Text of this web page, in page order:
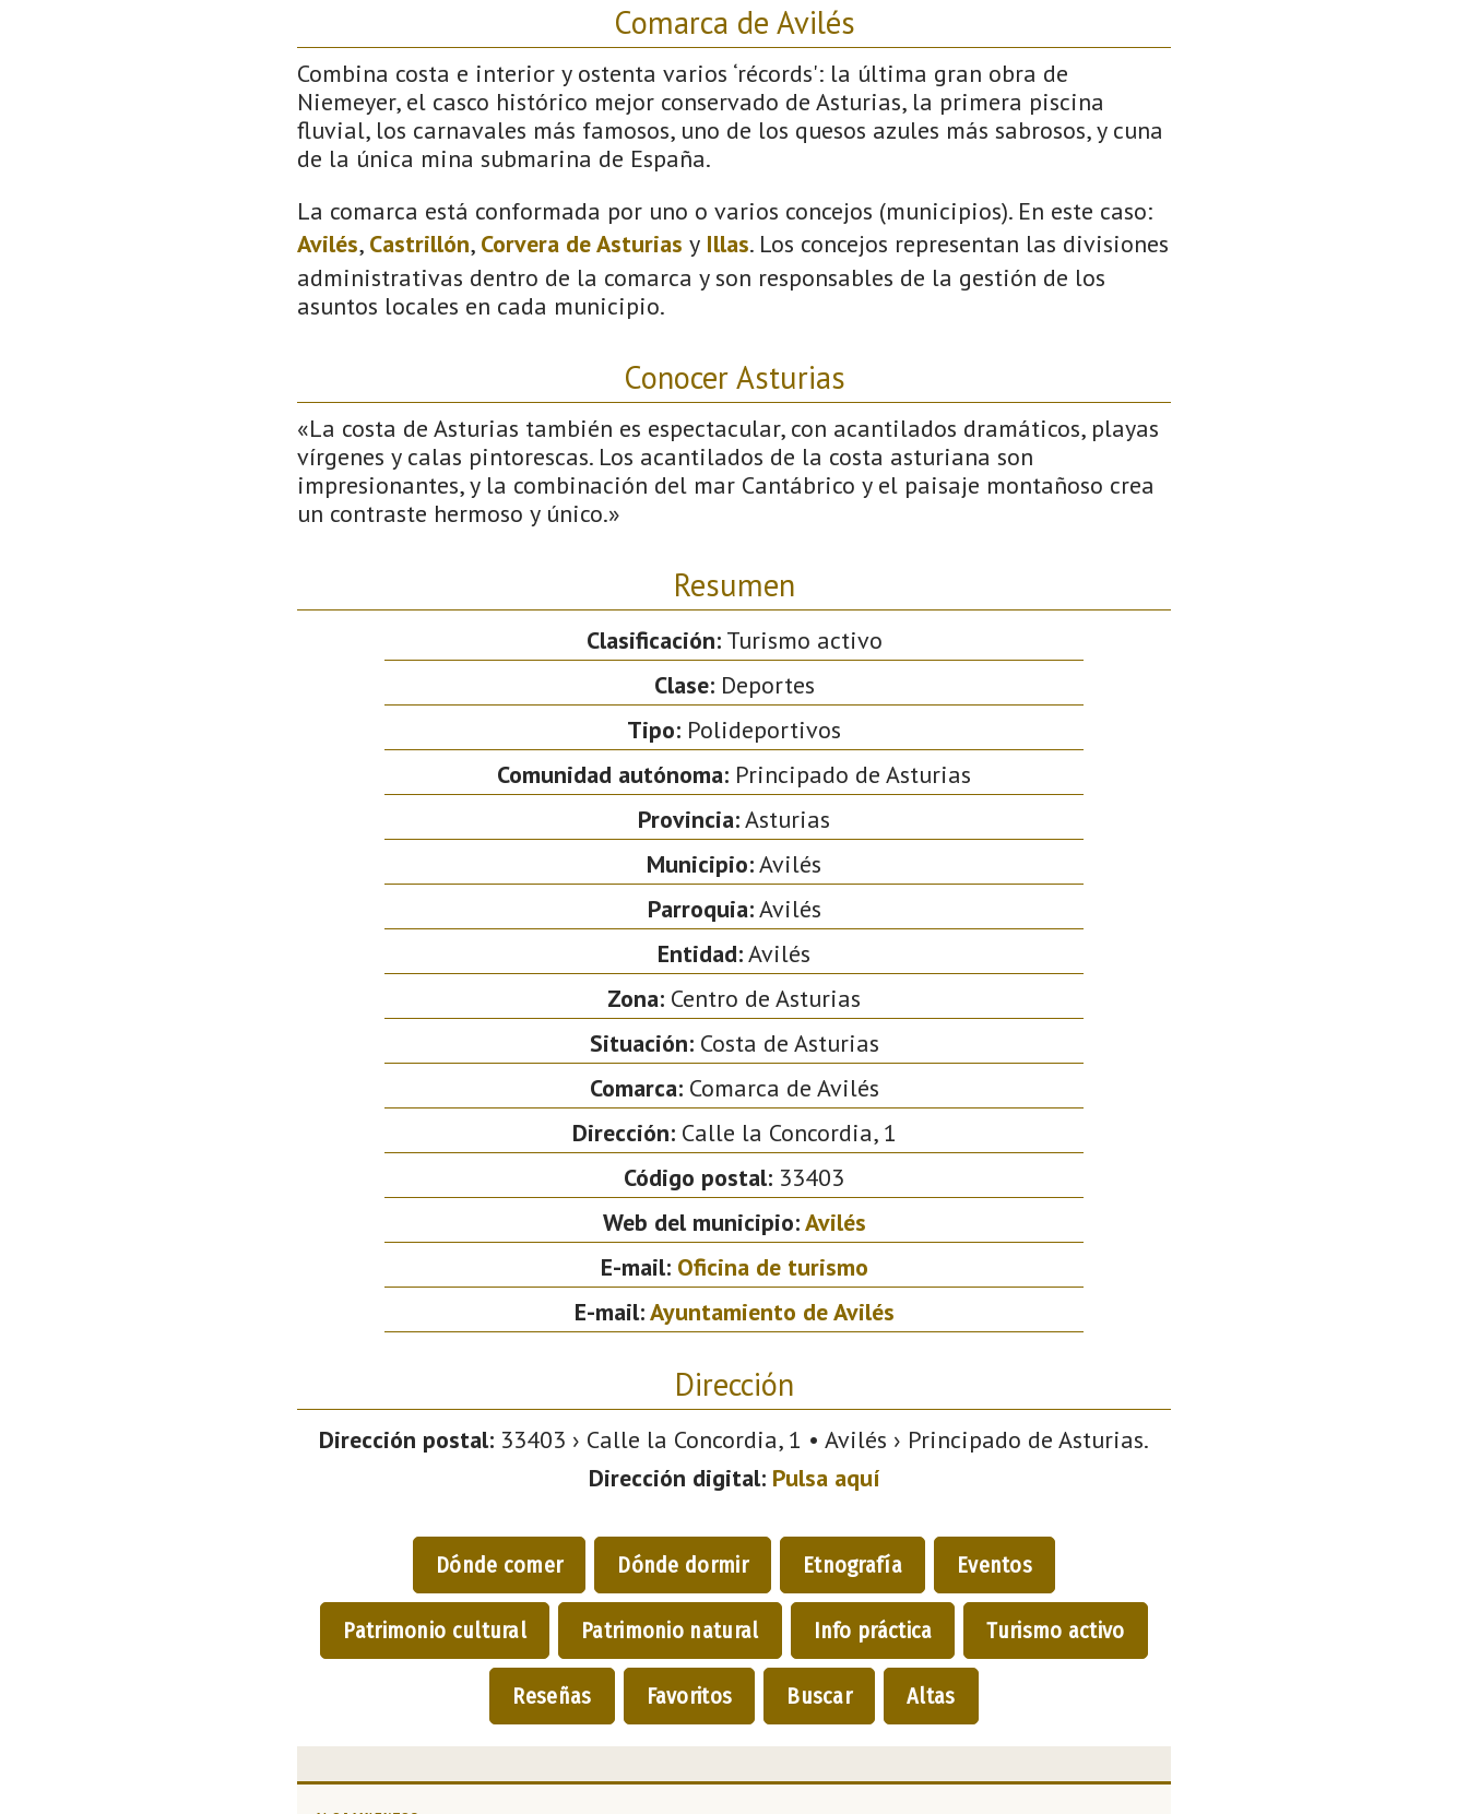
Comarca de Avilés
Combina costa e interior y ostenta varios ‘récords': la última gran obra de
Niemeyer, el casco histórico mejor conservado de Asturias, la primera piscina
fluvial, los carnavales más famosos, uno de los quesos azules más sabrosos, y cuna
de la única mina submarina de España.
La comarca está conformada por uno o varios concejos (municipios). En este caso:
Avilés, Castrillón, Corvera de Asturias y Illas. Los concejos representan las divisiones
administrativas dentro de la comarca y son responsables de la gestión de los
asuntos locales en cada municipio.
Conocer Asturias
«La costa de Asturias también es espectacular, con acantilados dramáticos, playas
vírgenes y calas pintorescas. Los acantilados de la costa asturiana son
impresionantes, y la combinación del mar Cantábrico y el paisaje montañoso crea
un contraste hermoso y único.»
Resumen
Clasificación:Turismo activo
Clase:Deportes
Tipo: Polideportivos
Comunidad autónoma: Principado de Asturias
Provincia:Asturias
Municipio:Avilés
Parroquia:Avilés
Entidad:Avilés
Zona: Centro de Asturias
Situación:Costa de Asturias
Comarca:Comarca de Avilés
Dirección:Calle la Concordia, 1
Código postal: 33403
Web del municipio:Avilés
E-mail: Oficina de turismo
E-mail:Ayuntamiento de Avilés
Dirección
Dirección postal: 33403 › Calle la Concordia, 1 • Avilés › Principado de Asturias.
Dirección digital: Pulsa aquí
Dónde comer Dónde dormir Etnografía Eventos
Patrimonio cultural Patrimonio natural Info práctica Turismo activo
Reseñas Favoritos Buscar Altas